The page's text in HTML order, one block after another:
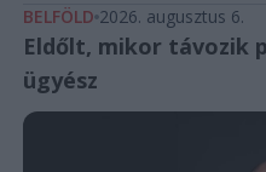
BELFÖLD 2026. augusztus 6.
Eldőlt, mikor távozik
ügyész